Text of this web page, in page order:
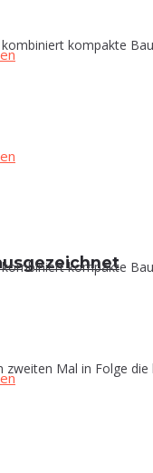
kompakte
Mal in Folge
kompakte